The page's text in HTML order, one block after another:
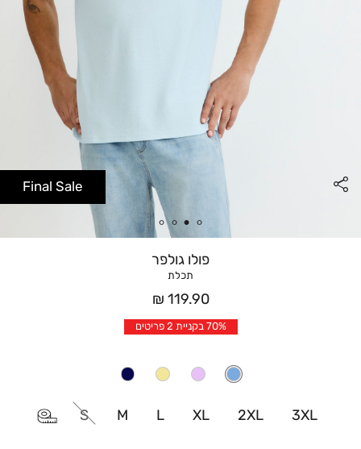
פולו גולפר
תכלת
מחיר
אחרי
הנחה
119.90 ₪
70% בקניית 2 פריטים
S M L XL 2XL 3XL
Final Sale